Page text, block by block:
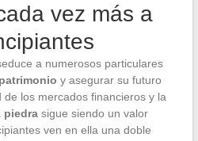
vez más a
a numerosos particulares
y asegurar su futuro
los mercados financieros y la
piedrasigue siendo un valor
ven en ella una doble